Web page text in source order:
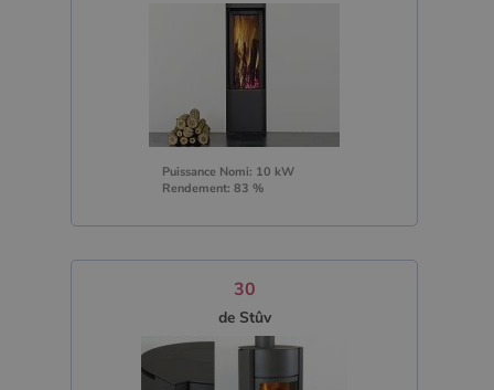
Puissance Nomi: 10 kW
Rendement: 83 %
30
de Stûv